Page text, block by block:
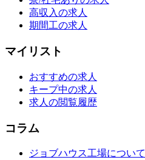
高収入の求人
期間工の求人
マイリスト
おすすめの求人
キープ中の求人
求人の閲覧履歴
コラム
ジョブハウス工場について